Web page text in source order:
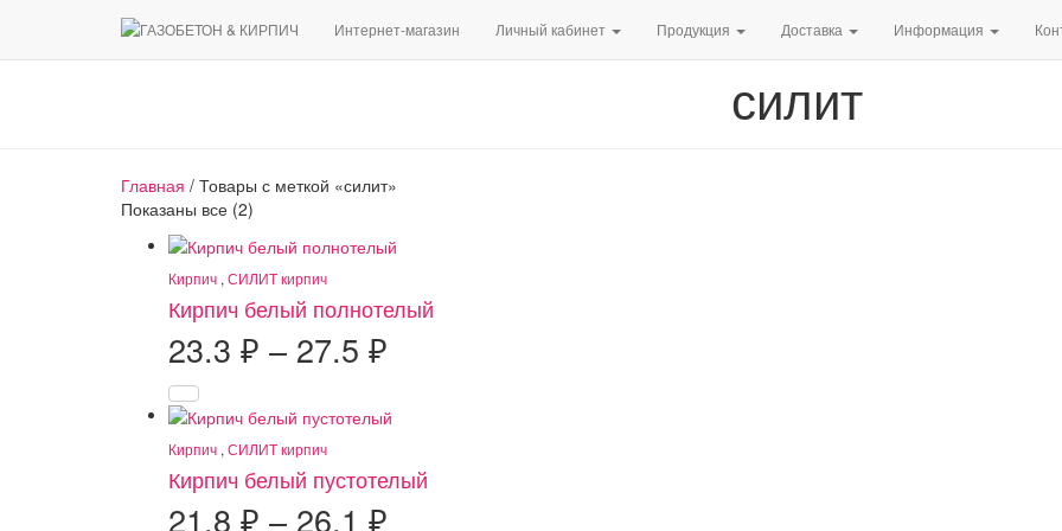
Интернет-магазин Личный кабинет Продукция Доставка Информация
силит
Главная / Товары с меткой «силит»
Показаны все (2)
популярности
Кирпич , СИЛИТ кирпич
Кирпич белый полнотелый
23.3 ₽ – 27.5 ₽
23.3 ₽
27.5 ₽
Кирпич , СИЛИТ кирпич
Кирпич белый пустотелый
21.8 ₽ – 26.1 ₽